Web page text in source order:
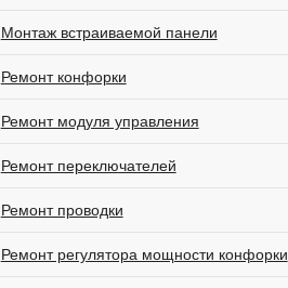
Монтаж встраиваемой панели
Ремонт конфорки
Ремонт модуля управления
Ремонт переключателей
Ремонт проводки
Ремонт регулятора мощности конфорки